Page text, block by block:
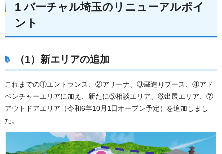
1 バーチャル埼玉のリニューアルポイ
ント
（1）新エリアの追加
これまでの①エントランス、②アリーナ、③蔵造りブース、④アド
ベンチャーエリアに加え、新たに⑤相談エリア、⑥出展エリア、⑦
アウトドアエリア（令和6年10月1日オープン予定）を追加しまし
た。